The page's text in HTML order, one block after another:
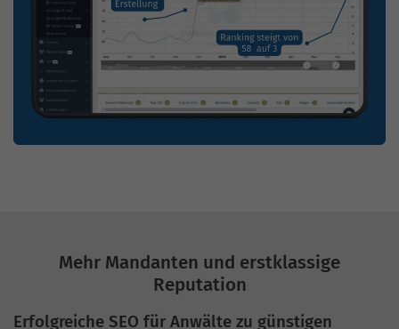
Mehr Mandanten und erstklassige
Reputation
Erfolgreiche SEO für Anwälte zu günstigen